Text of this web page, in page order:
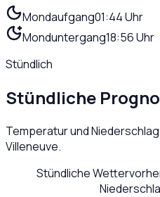
Mondaufgang01:44 Uhr
Monduntergang18:56 Uhr
Stündlich
Stündliche
Temperatur und
Villeneuve.
Stündliche